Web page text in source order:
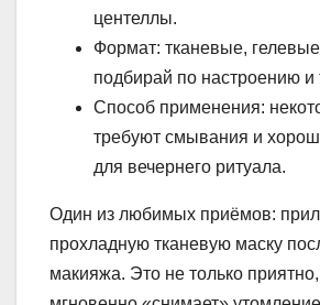
центеллы.
Формат: тканевые,
подбирай по настроению и
Способ применения:
требуют смывания и
для вечернего ритуала.
Один из любимых приёмов:
прохладную тканевую маску
макияжа. Это не только